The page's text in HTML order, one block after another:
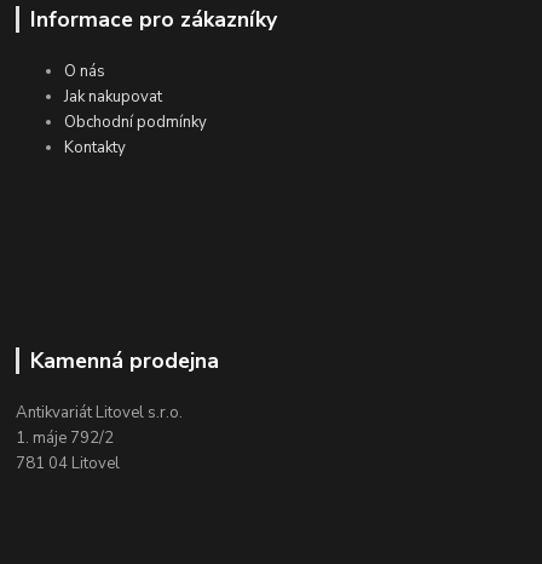
Informace pro zákazníky
O nás
Jak nakupovat
Obchodní podmínky
Kontakty
Kamenná prodejna
Antikvariát Litovel s.r.o.
1. máje 792/2
781 04 Litovel